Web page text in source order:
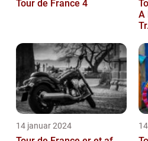
Tour de France 4
A
14 januar 2024